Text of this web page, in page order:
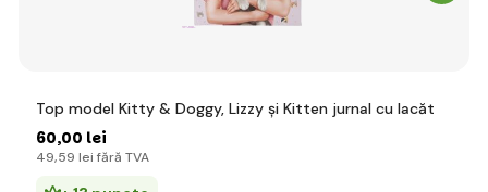
Top model Kitty & Doggy, Lizzy și Kitten jurnal cu lacăt
60,00 lei
49,59 lei fără TVA